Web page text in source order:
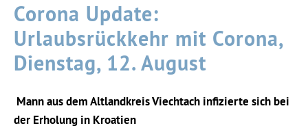
Corona Update:
Urlaubsrückkehr mit Corona,
Dienstag, 12. August
Mann aus dem Altlandkreis Viechtach infizierte sich bei
der Erholung in Kroatien